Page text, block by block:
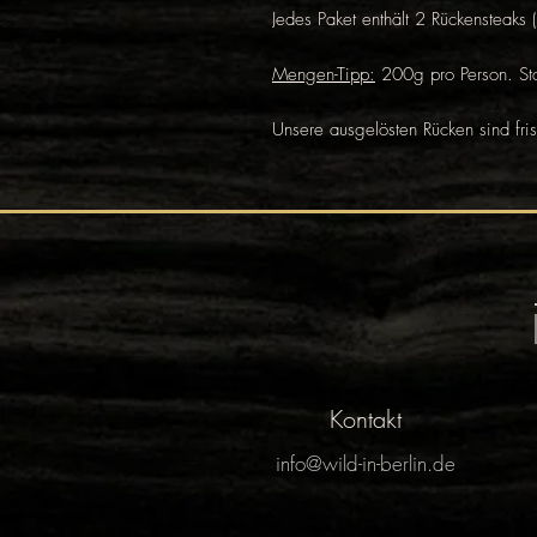
Jedes Paket enthält 2
Mengen-Tipp: 200g pro Person.
Unsere ausgelösten Rücken sind
Kontakt
info@wild-in-berlin.de